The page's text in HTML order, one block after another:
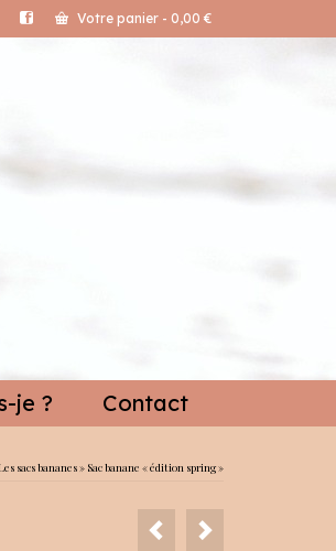
Votre panier - 0,00 €
je ? Contact
sacs bananes» Sac banane « édition spring »